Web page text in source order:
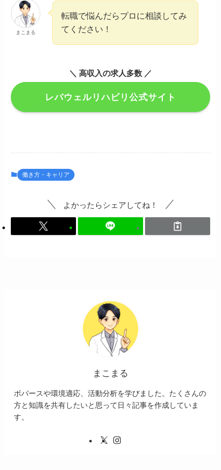
まこまる
転職で悩んだらプロに相談してみ
てください！
＼ 高収入の求人多数 ／
レバウェルリハビリ公式サイト
働き方・キャリア
よかったらシェアしてね！
まこまる
ボバースや環境適応、活動分析を学びました。たくさんの
方と知識を共有したいと思って日々記事を作成していま
す。